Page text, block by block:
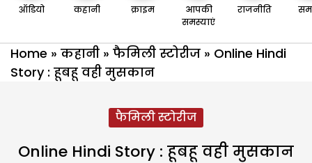
ऑडियो कहानी क्राइम
आपकी
समस्याएं
राजनीति
Home » कहानी » फैमिली स्टोरीज » Online Hindi
Story : हूबहू वही मुसकान
फैमिली स्टोरीज
Online Hindi Story : हूबहू वही मुसकान